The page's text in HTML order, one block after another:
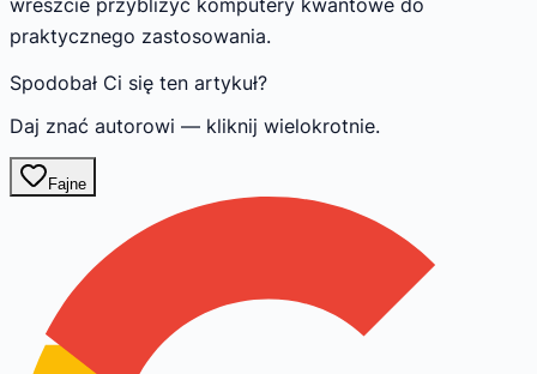
praktycznego zastosowania.
Spodobał Ci się ten artykuł?
Daj znać autorowi — kliknij wielokrotnie.
Fajne